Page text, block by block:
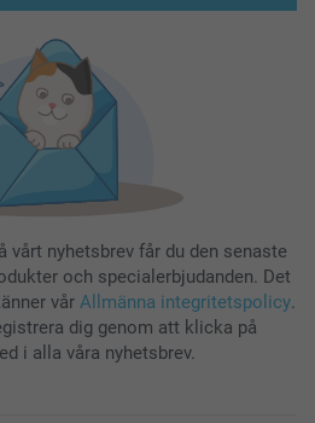
vårt nyhetsbrev får du den senaste
och specialerbjudanden. Det
vår Allmänna integritetspolicy.
dig genom att klicka på
i alla våra nyhetsbrev.